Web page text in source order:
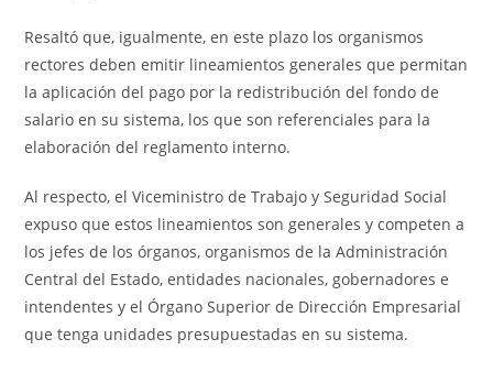
Resaltó que, igualmente, en este plazo los organismos
rectores deben emitir lineamientos generales que permitan
la aplicación del pago por la redistribución del fondo de
salario en su sistema, los que son referenciales para la
elaboración del reglamento interno.
Al respecto, el Viceministro de Trabajo y Seguridad Social
expuso que estos lineamientos son generales y competen a
los jefes de los órganos, organismos de la Administración
Central del Estado, entidades nacionales, gobernadores e
intendentes y el Órgano Superior de Dirección Empresarial
que tenga unidades presupuestadas en su sistema.